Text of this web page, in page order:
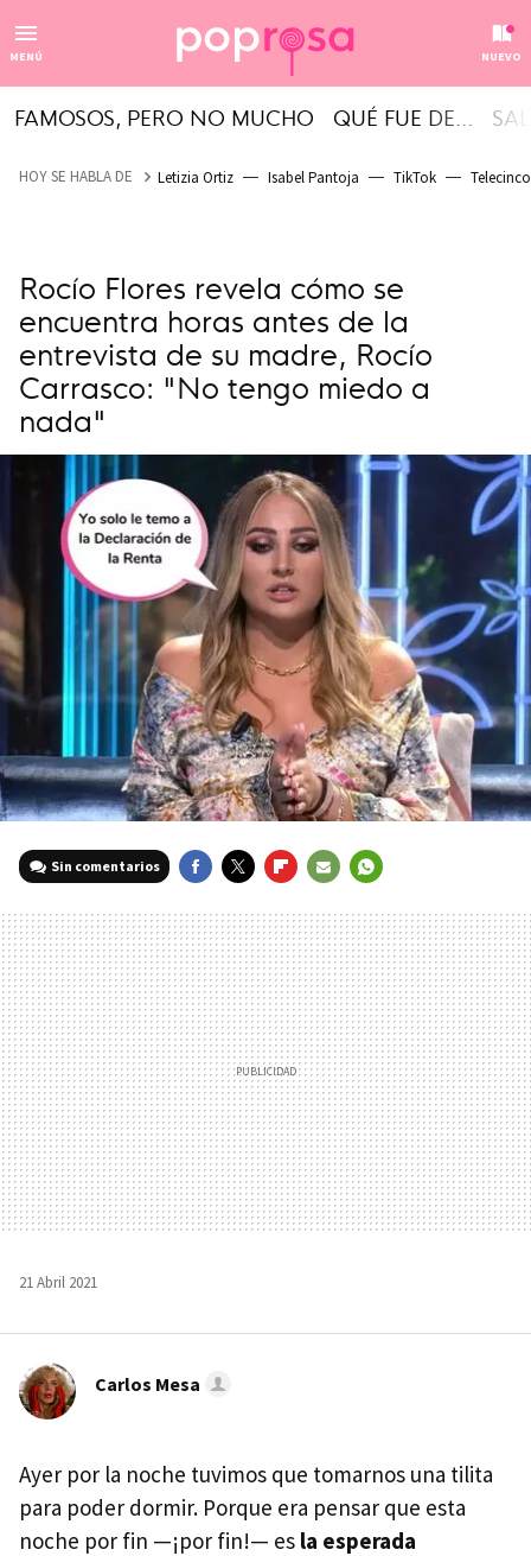
MENÚ NUEVO
FAMOSOS, PERO NO MUCHO QUÉ FUE DE...
HOY SE HABLA DE Letizia Ortiz Isabel Pantoja TikTok Telecinco
Rocío Flores revela cómo se
encuentra horas antes de la
entrevista de su madre, Rocío
Carrasco: "No tengo miedo a
nada"
Sin comentarios
MAIL
21 Abril 2021
Carlos Mesa
Ayer por la noche tuvimos que tomarnos una tilita
para poder dormir. Porque era pensar que esta
noche por fin —¡por fin!— es la esperada